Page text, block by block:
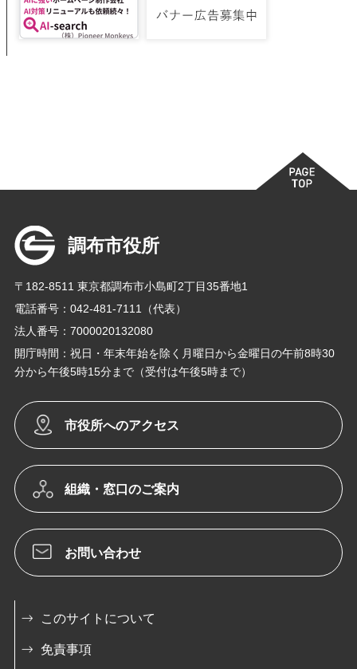
調布市役所
〒182-8511 東京都調布市小島町2丁目35番地1
電話番号：042-481-7111（代表）
法人番号：7000020132080
開庁時間：祝日・年末年始を除く月曜日から金曜日の午前8時30
分から午後5時15分まで（受付は午後5時まで）
市役所へのアクセス
組織・窓口のご案内
お問い合わせ
このサイトについて
免責事項